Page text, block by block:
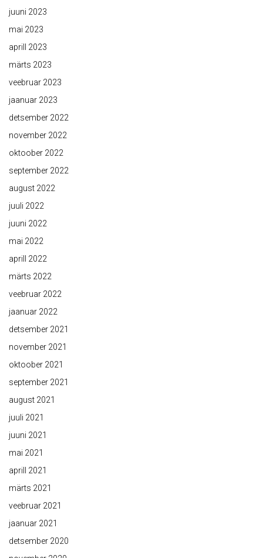
juuni 2023
mai 2023
aprill 2023
märts 2023
veebruar 2023
jaanuar 2023
detsember 2022
november 2022
oktoober 2022
september 2022
august 2022
juuli 2022
juuni 2022
mai 2022
aprill 2022
märts 2022
veebruar 2022
jaanuar 2022
detsember 2021
november 2021
oktoober 2021
september 2021
august 2021
juuli 2021
juuni 2021
mai 2021
aprill 2021
märts 2021
veebruar 2021
jaanuar 2021
detsember 2020